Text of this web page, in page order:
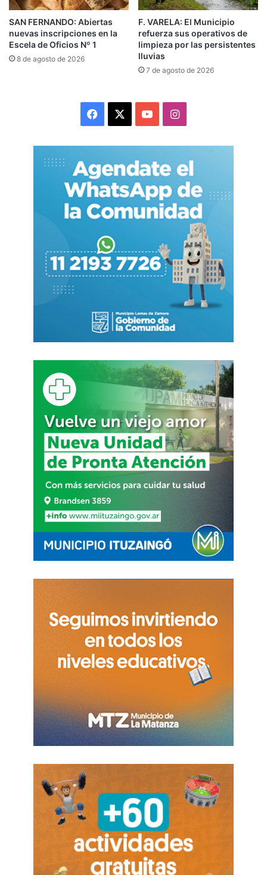
“Hace 21 años que Florencio Varela
queda clasificado entre los diez
mejores municipios de la provincia, y
eso representa el excelente
profesionales que acompañan”,
señaló la funcionaria.
El paso siguiente en el calendario oficial será el
inicio de laetapa local, donde los miles de
varelenses anotados medirán sus destrezas en
categorías deportivas y artísticas para definir
quiénes representarán al municipio en las fases
regionales y en la tradicional final de Mar del
Fuente. Cuatromedios
SAN FERNANDO: Abiertas
nuevas inscripciones en la
Escela de Oficios Nº 1
8 de agosto de 2026
F. VARELA: El Municipio
refuerza sus operativos de
limpieza por las persistentes
lluvias
7 de agosto de 2026
Facebook YouTubeInstagram